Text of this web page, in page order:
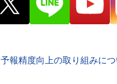
予報精度向上の取り組みにつ